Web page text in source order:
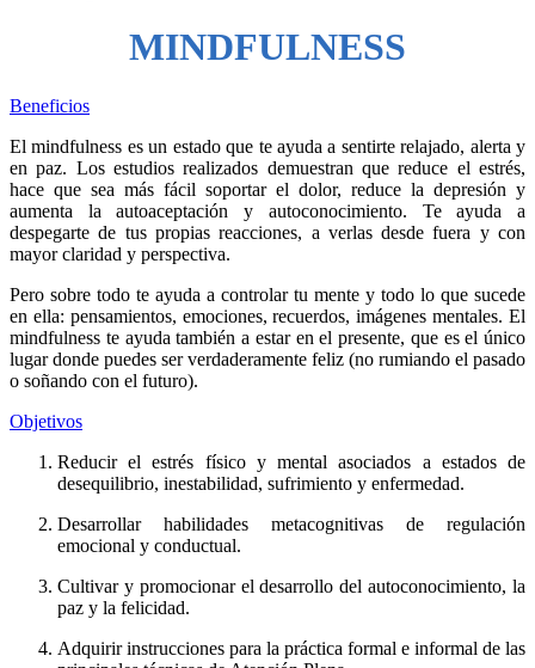
MINDFULNESS
Beneficios
El mindfulness es un estado que te ayuda a sentirte relajado, alerta y
en paz. Los estudios realizados demuestran que reduce el estrés,
hace que sea más fácil soportar el dolor, reduce la depresión y
aumenta la autoaceptación y autoconocimiento. Te ayuda a
despegarte de tus propias reacciones, a verlas desde fuera y con
mayor claridad y perspectiva.
Pero sobre todo te ayuda a controlar tu mente y todo lo que sucede
en ella: pensamientos, emociones, recuerdos, imágenes mentales. El
mindfulness te ayuda también a estar en el presente, que es el único
lugar donde puedes ser verdaderamente feliz (no rumiando el pasado
o soñando con el futuro).
Objetivos
Reducir el estrés físico y mental asociados a estados de
desequilibrio, inestabilidad, sufrimiento y enfermedad.
Desarrollar habilidades metacognitivas de regulación
emocional y conductual.
Cultivar y promocionar el desarrollo del autoconocimiento, la
paz y la felicidad.
Adquirir instrucciones para la práctica formal e informal de las